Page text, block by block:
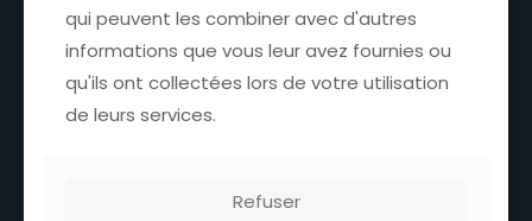
Expéditions et retours
Conditions d’utilisation
Politique de cookies
Tableau de bord
qui peuvent les combiner avec d'autres
informations que vous leur avez fournies ou
qu'ils ont collectées lors de votre utilisation
de leurs services.
Refuser